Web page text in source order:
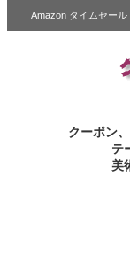
Amazon タイムセール
クーポン
テ
美